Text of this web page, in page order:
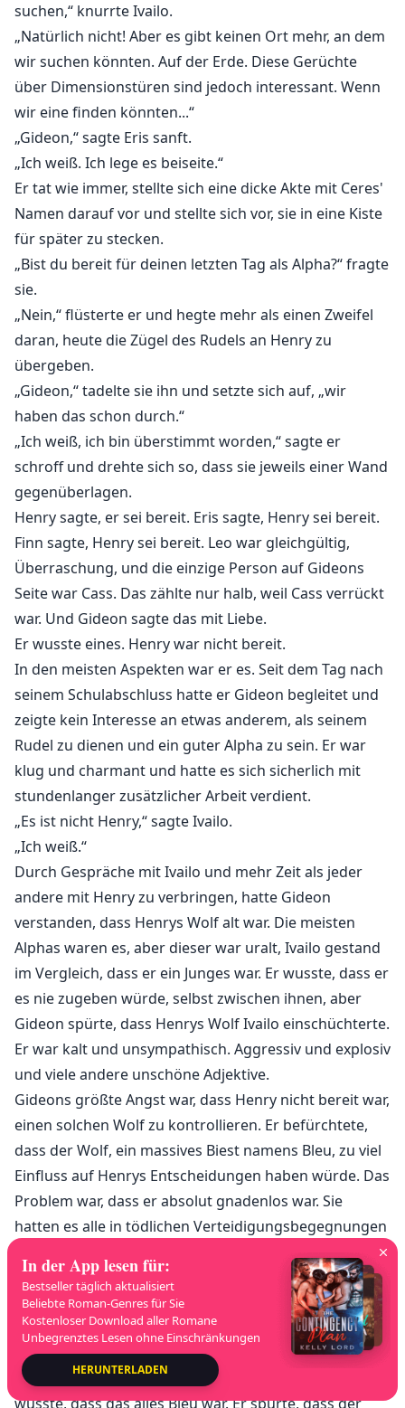
suchen,“ knurrte Ivailo.
„Natürlich nicht! Aber es gibt keinen Ort mehr, an dem
wir suchen könnten. Auf der Erde. Diese Gerüchte
über Dimensionstüren sind jedoch interessant. Wenn
wir eine finden könnten...“
„Gideon,“ sagte Eris sanft.
„Ich weiß. Ich lege es beiseite.“
Er tat wie immer, stellte sich eine dicke Akte mit Ceres'
Namen darauf vor und stellte sich vor, sie in eine Kiste
für später zu stecken.
„Bist du bereit für deinen letzten Tag als Alpha?“ fragte
sie.
„Nein,“ flüsterte er und hegte mehr als einen Zweifel
daran, heute die Zügel des Rudels an Henry zu
übergeben.
„Gideon,“ tadelte sie ihn und setzte sich auf, „wir
haben das schon durch.“
„Ich weiß, ich bin überstimmt worden,“ sagte er
schroff und drehte sich so, dass sie jeweils einer Wand
gegenüberlagen.
Henry sagte, er sei bereit. Eris sagte, Henry sei bereit.
Finn sagte, Henry sei bereit. Leo war gleichgültig,
Überraschung, und die einzige Person auf Gideons
Seite war Cass. Das zählte nur halb, weil Cass verrückt
war. Und Gideon sagte das mit Liebe.
Er wusste eines. Henry war nicht bereit.
In den meisten Aspekten war er es. Seit dem Tag nach
seinem Schulabschluss hatte er Gideon begleitet und
zeigte kein Interesse an etwas anderem, als seinem
Rudel zu dienen und ein guter Alpha zu sein. Er war
klug und charmant und hatte es sich sicherlich mit
stundenlanger zusätzlicher Arbeit verdient.
„Es ist nicht Henry,“ sagte Ivailo.
„Ich weiß.“
Durch Gespräche mit Ivailo und mehr Zeit als jeder
andere mit Henry zu verbringen, hatte Gideon
verstanden, dass Henrys Wolf alt war. Die meisten
Alphas waren es, aber dieser war uralt, Ivailo gestand
im Vergleich, dass er ein Junges war. Er wusste, dass er
es nie zugeben würde, selbst zwischen ihnen, aber
Gideon spürte, dass Henrys Wolf Ivailo einschüchterte.
Er war kalt und unsympathisch. Aggressiv und explosiv
und viele andere unschöne Adjektive.
Gideons größte Angst war, dass Henry nicht bereit war,
einen solchen Wolf zu kontrollieren. Er befürchtete,
dass der Wolf, ein massives Biest namens Bleu, zu viel
Einfluss auf Henrys Entscheidungen haben würde. Das
Problem war, dass er absolut gnadenlos war. Sie
hatten es alle in tödlichen Verteidigungsbegegnungen
Es beeindruckte die meisten, einschließlich Eris und
Finn, aber Bleus Neigung zur Gewalt alarmierte
Gideon. Zweimal hatten er und Henry ausgiebig
darüber gestritten, ob es notwendig sei, fliehende
Feinde niederzujagen und zu töten, und Gideon
wusste, dass das alles Bleu war. Er spürte, dass der
In der App lesen für:
Bestseller täglich aktualisiert
Beliebte Roman-Genres für Sie
Kostenloser Download aller Romane
Unbegrenztes Lesen ohne Einschränkungen
HERUNTERLADEN